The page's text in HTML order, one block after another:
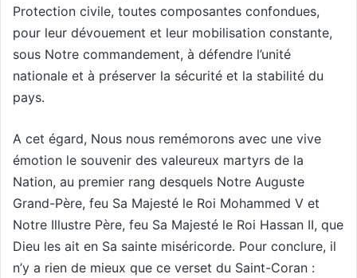
Protection civile, toutes composantes confondues,
pour leur dévouement et leur mobilisation constante,
sous Notre commandement, à défendre l’unité
nationale et à préserver la sécurité et la stabilité du
pays.
A cet égard, Nous nous remémorons avec une vive
émotion le souvenir des valeureux martyrs de la
Nation, au premier rang desquels Notre Auguste
Grand-Père, feu Sa Majesté le Roi Mohammed V et
Notre Illustre Père, feu Sa Majesté le Roi Hassan II, que
Dieu les ait en Sa sainte miséricorde. Pour conclure, il
n’y a rien de mieux que ce verset du Saint-Coran :